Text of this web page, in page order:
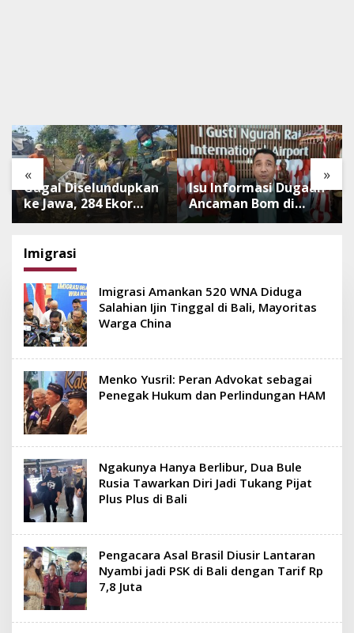
« »
Gagal Diselundupkan
ke Jawa, 284 Ekor
Burung Tanpa
Dilepasliarkan Cegah
Ancaman Penyakit
Isu Informasi Dugaan
Ancaman Bom di
Bandara Ngurah Rai
Imigrasi
Imigrasi Amankan 520 WNA Diduga
Salahian Ijin Tinggal di Bali, Mayoritas
Warga China
Menko Yusril: Peran Advokat sebagai
Penegak Hukum dan Perlindungan HAM
Ngakunya Hanya Berlibur, Dua Bule
Rusia Tawarkan Diri Jadi Tukang Pijat
Plus Plus di Bali
Pengacara Asal Brasil Diusir Lantaran
Nyambi jadi PSK di Bali dengan Tarif Rp
7,8 Juta